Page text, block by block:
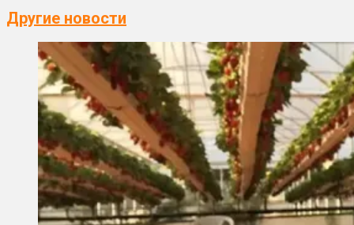
Другие новости